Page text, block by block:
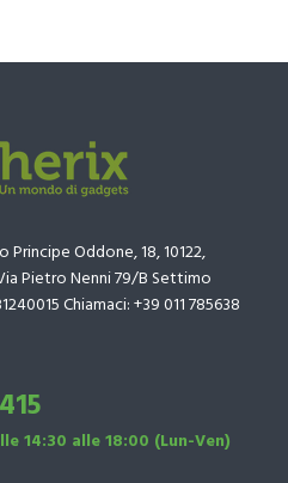
Principe Oddone, 18, 10122,
Pietro Nenni 79/B Settimo
Chiamaci: +39 011 785638
14:30 alle 18:00 (Lun-Ven)